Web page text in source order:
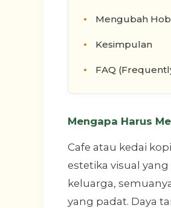
Mengubah
Kesimpulan
FAQ
Mengapa Harus
Cafe atau kedai
estetika visual
keluarga,
yang padat. Daya